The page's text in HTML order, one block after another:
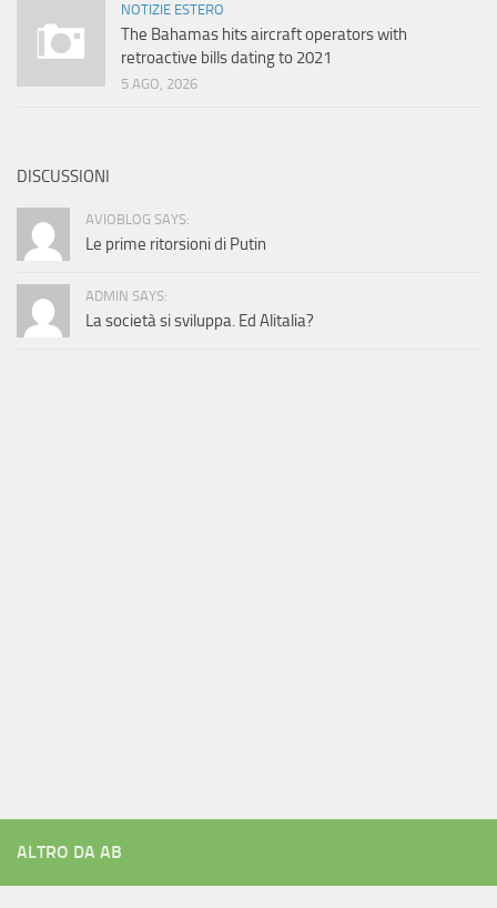
NOTIZIE ESTERO
The Bahamas hits aircraft operators with
retroactive bills dating to 2021
5 AGO, 2026
DISCUSSIONI
AVIOBLOG SAYS:
Le prime ritorsioni di Putin
ADMIN SAYS:
La società si sviluppa. Ed Alitalia?
ALTRO DA AB